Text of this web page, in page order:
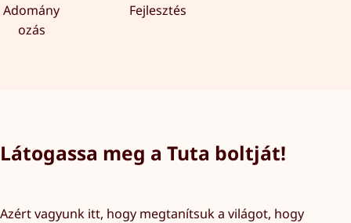
Adomány
ozás
Fejlesztés
Látogassa meg a Tuta boltját!
Azért vagyunk itt, hogy megtanítsuk a világot, hogy